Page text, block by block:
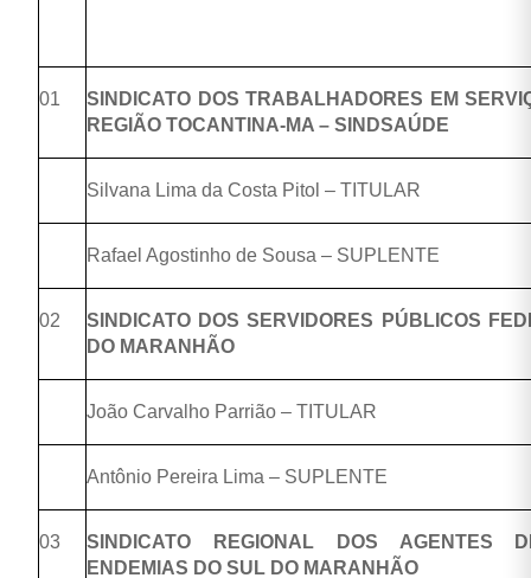
01
SINDICATO DOS TRABALHADORES EM
REGIÃO TOCANTINA-MA – SINDSAÚDE
Silvana Lima da Costa Pitol – TITULAR
Rafael Agostinho de Sousa – SUPLENTE
02
SINDICATO DOS SERVIDORES PÚBLICOS
DO MARANHÃO
João Carvalho Parrião – TITULAR
Antônio Pereira Lima – SUPLENTE
03
SINDICATO REGIONAL DOS AGENTES
ENDEMIAS DO SUL DO MARANHÃO